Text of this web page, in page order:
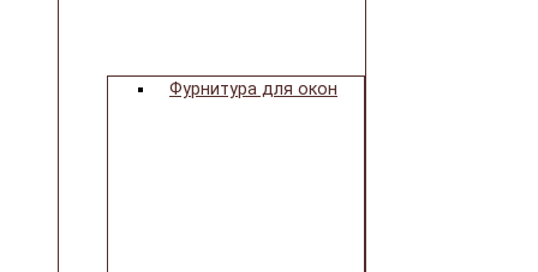
Фурнитура для окон